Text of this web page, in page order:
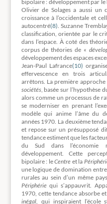
bipolaire : développement par
Olivier de Solages a aussi un
croissance à l’occidentale et
autocentré(8) . Suzanne
classification, orientée par le
dans l’espace. À coté des
corpus de théories de «
développement des espaces
Jean-Paul Lafrance(10)
effervescence en trois
arrêtons. La première approche
sociétés, basée sur l’hypothèse
alors comme un processus de
se moderniser en prenant
modèle qui anime l’âme du
années 1970. La deuxième
et repose sur un présupposé
tendance estiment que les
du Sud dans l’économie
développement. Cette
bipolaire : leCentre et la
une logique de domination
rurales au sein d’un même
Périphériequi s’appauvrit.
1970, cette tendance absorbe
inégal, qui inspiraient l’école